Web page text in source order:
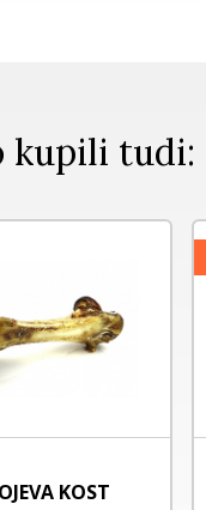
kupili tudi:
KOST